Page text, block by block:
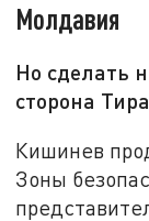
Молдавия
Но сделать
сторона
Кишинев
Зоны